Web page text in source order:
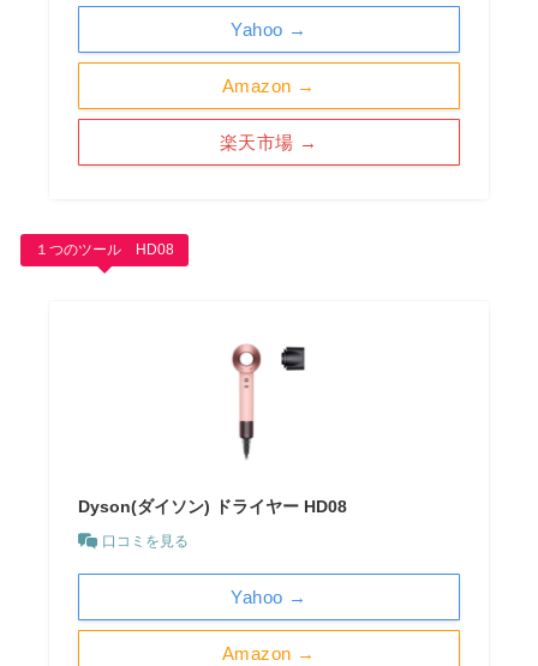
Amazon →
楽天市場 →
Yahoo →
１つのツール HD08
Dyson(ダイソン) ドライヤー HD08
口コミを見る
Amazon →
Yahoo →